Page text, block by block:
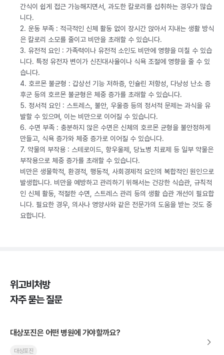
간식이 쉽게 접근 가능해지면서, 과도한 칼로리를 섭취하는 경우가 많습
니다.
2. 운동 부족 : 적극적인 신체 활동 없이 장시간 앉아서 지내는 생활 방식
은 칼로리 소모를 줄이고 비만을 초래할 수 있습니다.
3. 유전적 요인 : 가족력이나 유전적 소인도 비만에 영향을 미칠 수 있습
니다. 특정 유전자 변이가 신진대사율이나 식욕 조절에 영향을 줄 수 있
습니다.
4. 호르몬 불균형 : 갑상선 기능 저하증, 인슐린 저항성, 다낭성 난소 증
후군 등의 호르몬 불균형은 체중 증가를 초래할 수 있습니다.
5. 정서적 요인 : 스트레스, 불안, 우울증 등의 정서적 문제는 과식을 유
발할 수 있으며, 이는 비만으로 이어질 수 있습니다.
6. 수면 부족 : 충분하지 않은 수면은 신체의 호르몬 균형을 불안정하게
만들고, 식욕 증가와 체중 증가로 이어질 수 있습니다.
7. 약물의 부작용 : 스테로이드, 항우울제, 당뇨병 치료제 등 일부 약물은
부작용으로 체중 증가를 초래할 수 있습니다.
비만은 생물학적, 환경적, 행동적, 사회경제적 요인의 복합적인 원인으로
발생합니다. 비만을 예방하고 관리하기 위해서는 건강한 식습관, 규칙적
인 신체 활동, 적절한 수면, 스트레스 관리 등의 생활 습관 개선이 필요합
니다. 필요한 경우, 의사나 영양사와 같은 전문가의 도움을 받는 것도 중
요합니다.
위고비처방
자주 묻는 질문
대상포진은 어떤 병원에 가야할까요?
대상포진